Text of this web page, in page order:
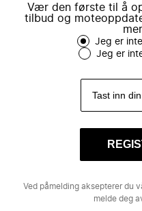
Vær den første til å
tilbud og
Jeg er
Jeg er
Ved påmelding aksepterer du
melde deg